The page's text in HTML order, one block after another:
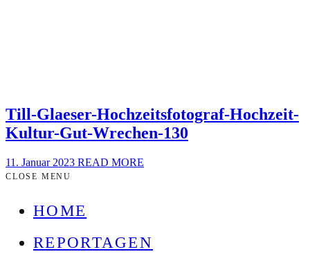
Till-Glaeser-Hochzeitsfotograf-Hochzeit-
Kultur-Gut-Wrechen-130
11. Januar 2023 READ MORE
CLOSE MENU
HOME
REPORTAGEN